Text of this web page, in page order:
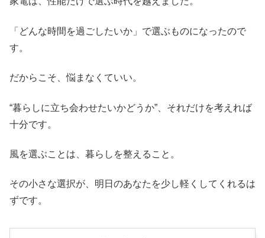
「どんな時間を過ごしたいか」で選ぶものになったので
す。
だからこそ、悩まなくていい。
“暮らしに立ち会わせたいかどうか”、それだけを考えれば
十分です。
風を選ぶことは、暮らしを整えること。
その小さな選択が、明日のあなたを少し軽くしてくれるは
ずです。